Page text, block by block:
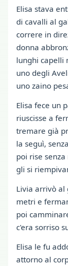
Elisa stava
di cavalli al
correre in
donna
lunghi capelli
uno degli
uno zaino
Elisa fece un
riuscisse a
tremare già
la seguì,
poi rise
gli si
Livia arrivò al
metri e
poi
c'era sorriso
Elisa le fu
attorno al